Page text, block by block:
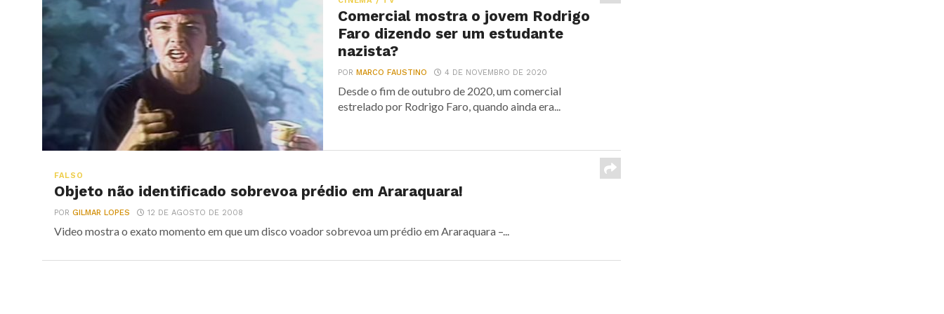
Comercial mostra o jovem Rodrigo
Faro dizendo ser um estudante
nazista?
PORMARCO FAUSTINO 4 DE NOVEMBRO DE 2020
Desde o fim de outubro de 2020, um comercial
estrelado por Rodrigo Faro, quando ainda era...
FALSO
Objeto não identificado sobrevoa prédio em Araraquara!
POR GILMAR LOPES 12 DE AGOSTO DE 2008
Video mostra o exato momento em que um disco voador sobrevoa um prédio em Araraquara –...